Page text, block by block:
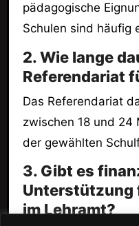
pädagogische
Schulen sind häufig
2. Wie lange
Referendariat
Das Referendariat
zwischen 18 und 24
der gewählten
3. Gibt es
Unterstützung
im Lehramt?